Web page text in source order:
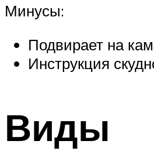
Минусы:
Подвирает на
Инструкция
Виды